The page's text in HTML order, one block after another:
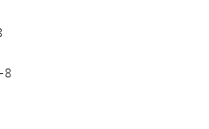
8